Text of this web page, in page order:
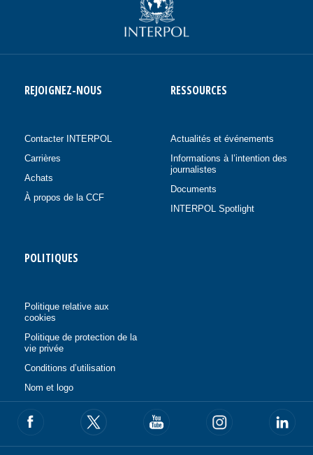
REJOIGNEZ-NOUS
Contacter INTERPOL
Carrières
Achats
À propos de la CCF
RESSOURCES
Actualités et événements
Informations à l’intention des
journalistes
Documents
INTERPOL Spotlight
POLITIQUES
Politique relative aux
cookies
Politique de protection de la
vie privée
Conditions d’utilisation
Nom et logo